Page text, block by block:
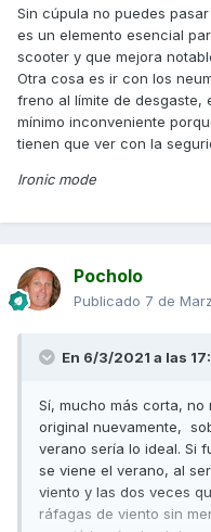
Sin cúpula no puedes
es un elemento esencial
scooter y que mejora
Otra cosa es ir con los
freno al límite de desgaste,
mínimo inconveniente
tienen que ver con la
Ironic mode
Pocholo
Publicado 7 de
En 6/3/2021 a las
Sí, mucho más corta,
original nuevamente,
verano sería lo ideal. Si
se viene el verano, al
viento y las dos veces
ráfagas de viento sin